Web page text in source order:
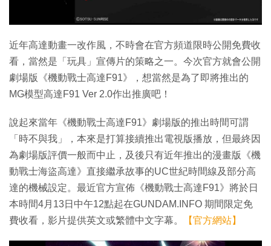
近年高達動畫一改作風，不時會在官方頻道限時公開免費收
看，當然是「玩具」宣傳片的策略之一。今次官方就會公開
劇場版《機動戰士高達F91》，想當然是為了即將推出的
MG模型高達F91 Ver 2.0作出推廣吧！
說起來當年《機動戰士高達F91》劇場版的推出時間可謂
「時不與我」，本來是打算接續推出電視版播放，但最終因
為劇場版評價一般而中止，及後只有近年推出的漫畫版《機
動戰士海盜高達》直接繼承故事的UC世紀時間線及部分高
達的機械設定。最近官方宣佈《機動戰士高達F91》將於日
本時間4月13日中午12點起在GUNDAM.INFO 期間限定免
費收看，影片提供英文或繁體中文字幕。
【官方網站】